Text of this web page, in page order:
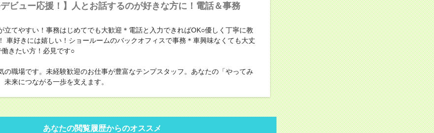
デビュー応援！】人とお話するのが好きな方に！電話＆事務
立てやすい！事務はじめてでも大歓迎＊電話と入力できればOK○優しく丁寧に教
車好きには嬉しい！ショールームのバックオフィスで事務＊車興味なくても大丈
きたい方！必見です○
の職場です。未経験歓迎のお仕事が豊富なテンプスタッフ。あなたの「やってみ
未来につながる一歩を支えます。
あなたの閲覧履歴からのオススメ